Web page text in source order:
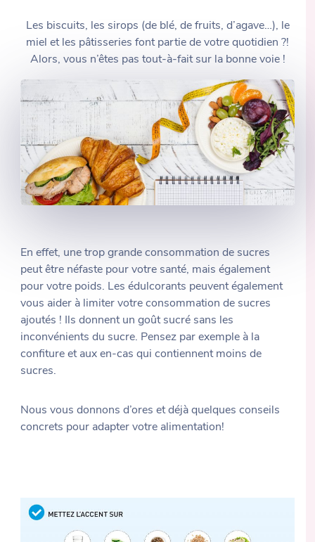
Les biscuits, les sirops (de blé, de fruits, d’agave…), le
miel et les pâtisseries font partie de votre quotidien ?!
Alors, vous n’êtes pas tout-à-fait sur la bonne voie !
En effet, une trop grande consommation de sucres
peut être néfaste pour votre santé, mais également
pour votre poids. Les édulcorants peuvent également
vous aider à limiter votre consommation de sucres
ajoutés ! Ils donnent un goût sucré sans les
inconvénients du sucre. Pensez par exemple à la
confiture et aux en-cas qui contiennent moins de
sucres.
Nous vous donnons d’ores et déjà quelques conseils
concrets pour adapter votre alimentation!